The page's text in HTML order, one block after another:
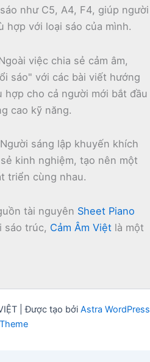
như C5, A4, F4, giúp người
hợp với loại sáo của mình.
việc chia sẻ cảm âm,
sáo" với các bài viết hướng
cho cả người mới bắt đầu
cao kỹ năng.
Người sáng lập khuyến khích
kinh nghiệm, tạo nên một
triển cùng nhau.
tài nguyên Sheet Piano
sáo trúc, Cảm Âm Việt là một
| Được tạo bởi Astra WordPress
Theme